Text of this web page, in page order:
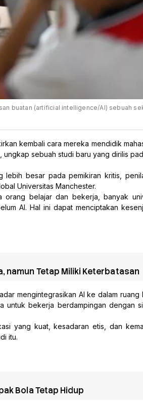
buatan (artificial intelligence/AI) sebuah
kembali cara mereka mendidik
sebuah studi baru yang dirilis
besar pada pemikiran kritis,
Universitas Manchester.
belajar dan bekerja, banyak
AI. Hal ini dapat menciptakan
namun Tetap Miliki Keterbatasan
mengintegrasikan AI ke dalam ruang
untuk bekerja berdampingan dengan
yang kuat, kesadaran etis, dan
itu.
Bola Tetap Hidup